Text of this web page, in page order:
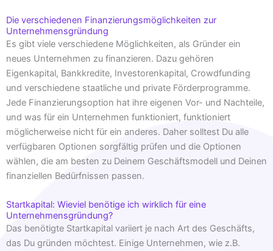
Die verschiedenen Finanzierungsmöglichkeiten zur
Unternehmensgründung
Es gibt viele verschiedene Möglichkeiten, als Gründer ein
neues Unternehmen zu finanzieren. Dazu gehören
Eigenkapital, Bankkredite, Investorenkapital, Crowdfunding
und verschiedene staatliche und private Förderprogramme.
Jede Finanzierungsoption hat ihre eigenen Vor- und Nachteile,
und was für ein Unternehmen funktioniert, funktioniert
möglicherweise nicht für ein anderes. Daher solltest Du alle
verfügbaren Optionen sorgfältig prüfen und die Optionen
wählen, die am besten zu Deinem Geschäftsmodell und Deinen
finanziellen Bedürfnissen passen.
Startkapital: Wieviel benötige ich wirklich für eine
Unternehmensgründung?
Das benötigte Startkapital variiert je nach Art des Geschäfts,
das Du gründen möchtest. Einige Unternehmen, wie z.B.